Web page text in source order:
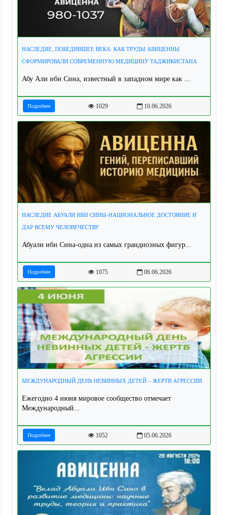
НАСЛЕДИЕ, ПОБЕДИВШЕЕ ВЕКА: КАК ТРУДЫ АВИЦЕННЫ
СФОРМИРОВАЛИ СОВРЕМЕННУЮ МЕДИЦИНУ ТАДЖИКИСТАНА
Абу Али ибн Сина, известный в западном мире как ...
Подробнее 1029 10.06.2026
НАСЛЕДИЕ АБУАЛИ ИБН СИНЫ-НАЦИОНАЛЬНОЕ ДОСТОЯНИЕ И
ДАР ВСЕМУ ЧЕЛОВЕЧЕСТВУ
Абуали ибн Сина-одна из самых грандиозных фигур...
Подробнее 1075 06.06.2026
МЕЖДУНАРОДНЫЙ ДЕНЬ НЕВИННЫХ ДЕТЕЙ – ЖЕРТВ АГРЕССИИ
Ежегодно 4 июня мировое сообщество отмечает
Международный...
Подробнее 1052 05.06.2026